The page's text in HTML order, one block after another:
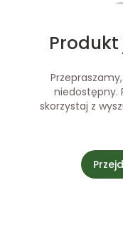
niedostępny.
skorzystaj z